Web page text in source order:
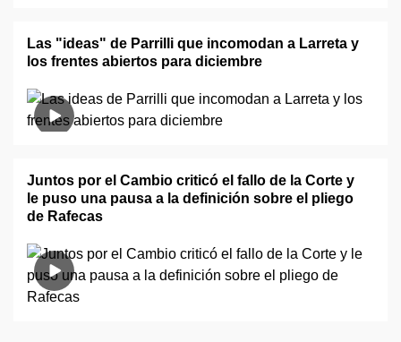
Las "ideas" de Parrilli que incomodan a Larreta y
los frentes abiertos para diciembre
Juntos por el Cambio criticó el fallo de la Corte y
le puso una pausa a la definición sobre el pliego
de Rafecas